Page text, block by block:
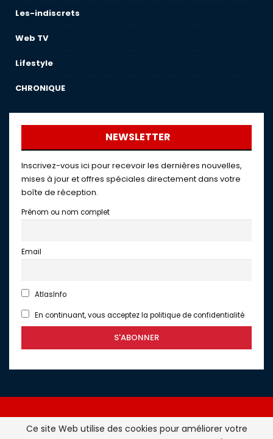
Les-indiscrets
Web TV
Lifestyle
CHRONIQUE
NEWSLETTER
Inscrivez-vous ici pour recevoir les dernières nouvelles,
mises à jour et offres spéciales directement dans votre
boîte de réception.
Prénom ou nom complet
Email
AtlasInfo
En continuant, vous acceptez la politique de confidentialité
Ce site Web utilise des cookies pour améliorer votre